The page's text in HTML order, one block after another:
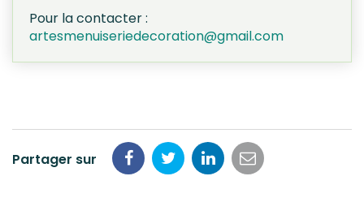
Pour la contacter :
artesmenuiseriedecoration@gmail.com
Partager sur
PartagerPartager
PartagerPartager